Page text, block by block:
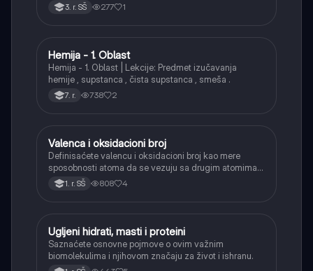
reakcije aldehida i ketona (adicija, oksidacija
aldehida, redukcija).
3. r. SŠ 277 1
Hemija
Hemija - 1. Oblast
Hemija - 1. Oblast | Lekcije: Predmet izučavanja
hemije , supstanca , čista supstanca , smeša .
7. r. 738 2
Hemija
Valenca i oksidacioni broj
Definisaćete valencu i oksidacioni broj kao mere
sposobnosti atoma da se vezuju sa drugim atomima u
hemijskim jedinjenjima.
1. r. SŠ 808 4
Hemija
Ugljeni hidrati, masti i proteini
Saznaćete osnovne pojmove o ovim važnim
biomolekulima i njihovom značaju za život i ishranu.